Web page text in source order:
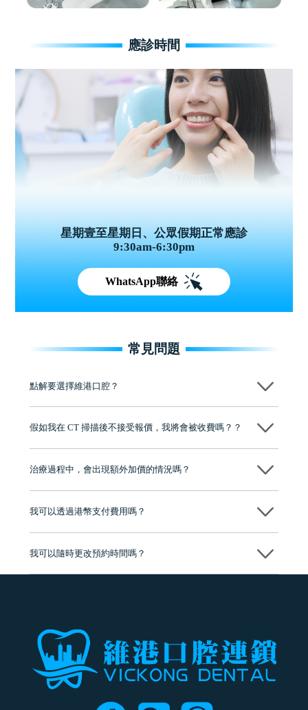
應診時間
星期壹至星期日、公眾假期正常應診
9:30am-6:30pm
WhatsApp聯絡
常見問題
點解要選擇維港口腔？
維港口腔踐行「醫道濟世」的大學校訓，各分院匯聚來自香港、內地的
牌」、「2025香港企業領袖品牌」，是諾貝爾種植系統全球放心植牙中
至今已服務超過三十個國家和地區的顧客，受到粵港澳大灣區及周邊城
市市民極高的口碑評價及信任推薦 珠海、深圳設有八大分院，香港亦設
有咨詢及服務保障中心，有任何問題都可以隨時預約免費咨詢，讓人十
假如我在 CT 掃描後不接受報價，我將會被收費嗎？？
治療過程中，會出現額外加價的情況嗎？
我可以透過港幣支付費用嗎？
我可以隨時更改預約時間嗎？
可以，請盡早通過wechat或whatsapp聯絡我們，告知我們你原本預約的